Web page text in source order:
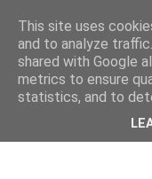
This site uses
and to analyze
shared with Google
metrics to ensure
statistics, and to